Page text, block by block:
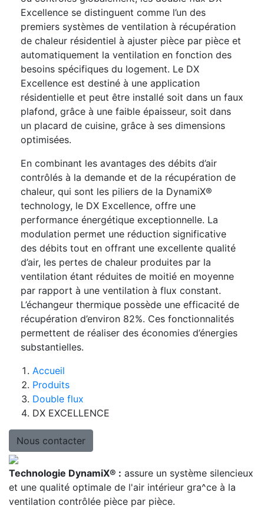
Excellence se distinguent comme l’un des
premiers systèmes de ventilation à récupération
de chaleur résidentiel à ajuster pièce par pièce et
automatiquement la ventilation en fonction des
besoins spécifiques du logement. Le DX
Excellence est destiné à une application
résidentielle et peut être installé soit dans un faux
plafond, grâce à une faible épaisseur, soit dans
un placard de cuisine, grâce à ses dimensions
optimisées.
En combinant les avantages des débits d’air
contrôlés à la demande et de la récupération de
chaleur, qui sont les piliers de la DynamiX®
technology, le DX Excellence, offre une
performance énergétique exceptionnelle. La
modulation permet une réduction significative
des débits tout en offrant une excellente qualité
d’air, les pertes de chaleur produites par la
ventilation étant réduites de moitié en moyenne
par rapport à une ventilation à flux constant.
L’échangeur thermique possède une efficacité de
récupération d’environ 82%. Ces fonctionnalités
permettent de réaliser des économies d’énergies
substantielles.
Accueil
Produits
Double flux
DX EXCELLENCE
Nous contacter
Technologie DynamiX® : assure un système silencieux
et une qualité optimale de l'air intérieur gra^ce à la
ventilation contrôlée pièce par pièce.